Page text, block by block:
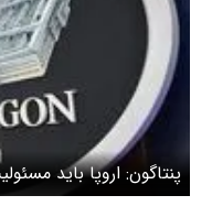
پنتاگون: اروپا باید
بگیرد